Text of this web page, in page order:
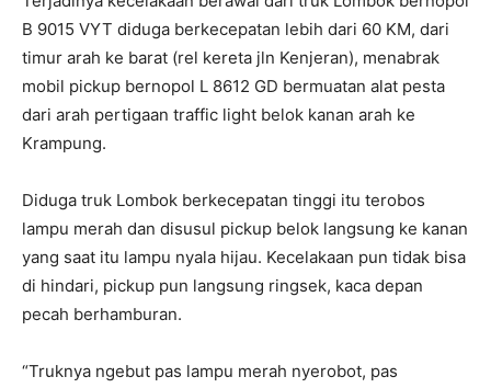
B 9015 VYT diduga berkecepatan lebih dari 60 KM, dari
timur arah ke barat (rel kereta jln Kenjeran), menabrak
mobil pickup bernopol L 8612 GD bermuatan alat pesta
dari arah pertigaan traffic light belok kanan arah ke
Krampung.
Diduga truk Lombok berkecepatan tinggi itu terobos
lampu merah dan disusul pickup belok langsung ke kanan
yang saat itu lampu nyala hijau. Kecelakaan pun tidak bisa
di hindari, pickup pun langsung ringsek, kaca depan
pecah berhamburan.
“Truknya ngebut pas lampu merah nyerobot, pas